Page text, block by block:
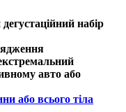
набір
авто або
або всього тіла